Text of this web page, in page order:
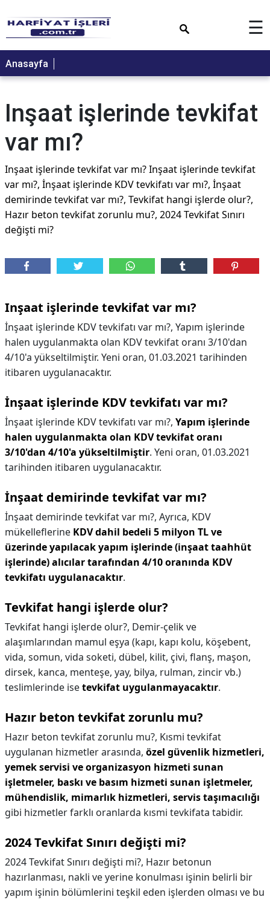
☰
Anasayfa
Inşaat işlerinde tevkifat
var mı?
Inşaat işlerinde tevkifat var mı? Inşaat işlerinde tevkifat
var mı?, İnşaat işlerinde KDV tevkifatı var mı?, İnşaat
demirinde tevkifat var mı?, Tevkifat hangi işlerde olur?,
Hazır beton tevkifat zorunlu mu?, 2024 Tevkifat Sınırı
değişti mi?
Inşaat işlerinde tevkifat var mı?
İnşaat işlerinde KDV tevkifatı var mı?, Yapım işlerinde
halen uygulanmakta olan KDV tevkifat oranı 3/10'dan
4/10'a yükseltilmiştir. Yeni oran, 01.03.2021 tarihinden
itibaren uygulanacaktır.
İnşaat işlerinde KDV tevkifatı var mı?
İnşaat işlerinde KDV tevkifatı var mı?, Yapım işlerinde
halen uygulanmakta olan KDV tevkifat oranı
3/10'dan 4/10'a yükseltilmiştir. Yeni oran, 01.03.2021
tarihinden itibaren uygulanacaktır.
İnşaat demirinde tevkifat var mı?
İnşaat demirinde tevkifat var mı?, Ayrıca, KDV
mükelleflerine KDV dahil bedeli 5 milyon TL ve
üzerinde yapılacak yapım işlerinde (inşaat taahhüt
işlerinde) alıcılar tarafından 4/10 oranında KDV
tevkifatı uygulanacaktır.
Tevkifat hangi işlerde olur?
Tevkifat hangi işlerde olur?, Demir-çelik ve
alaşımlarından mamul eşya (kapı, kapı kolu, köşebent,
vida, somun, vida soketi, dübel, kilit, çivi, flanş, maşon,
dirsek, kanca, menteşe, yay, bilya, rulman, zincir vb.)
teslimlerinde isetevkifat uygulanmayacaktır.
Hazır beton tevkifat zorunlu mu?
Hazır beton tevkifat zorunlu mu?, Kısmi tevkifat
uygulanan hizmetler arasında, özel güvenlik hizmetleri,
yemek servisi ve organizasyon hizmeti sunan
işletmeler, baskı ve basım hizmeti sunan işletmeler,
mühendislik, mimarlık hizmetleri, servis taşımacılığı
gibi hizmetler farklı oranlarda kısmi tevkifata tabidir.
2024 Tevkifat Sınırı değişti mi?
2024 Tevkifat Sınırı değişti mi?, Hazır betonun
hazırlanması, nakli ve yerine konulması işinin belirli bir
yapım işinin bölümlerini teşkil eden işlerden olması ve bu